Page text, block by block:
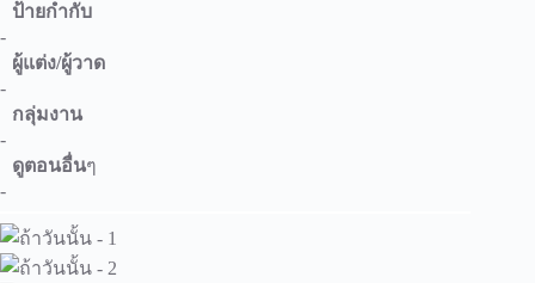
ป้ายกำกับ
-
ผู้แต่ง/ผู้วาด
-
กลุ่มงาน
-
ดูตอนอื่นๆ
-